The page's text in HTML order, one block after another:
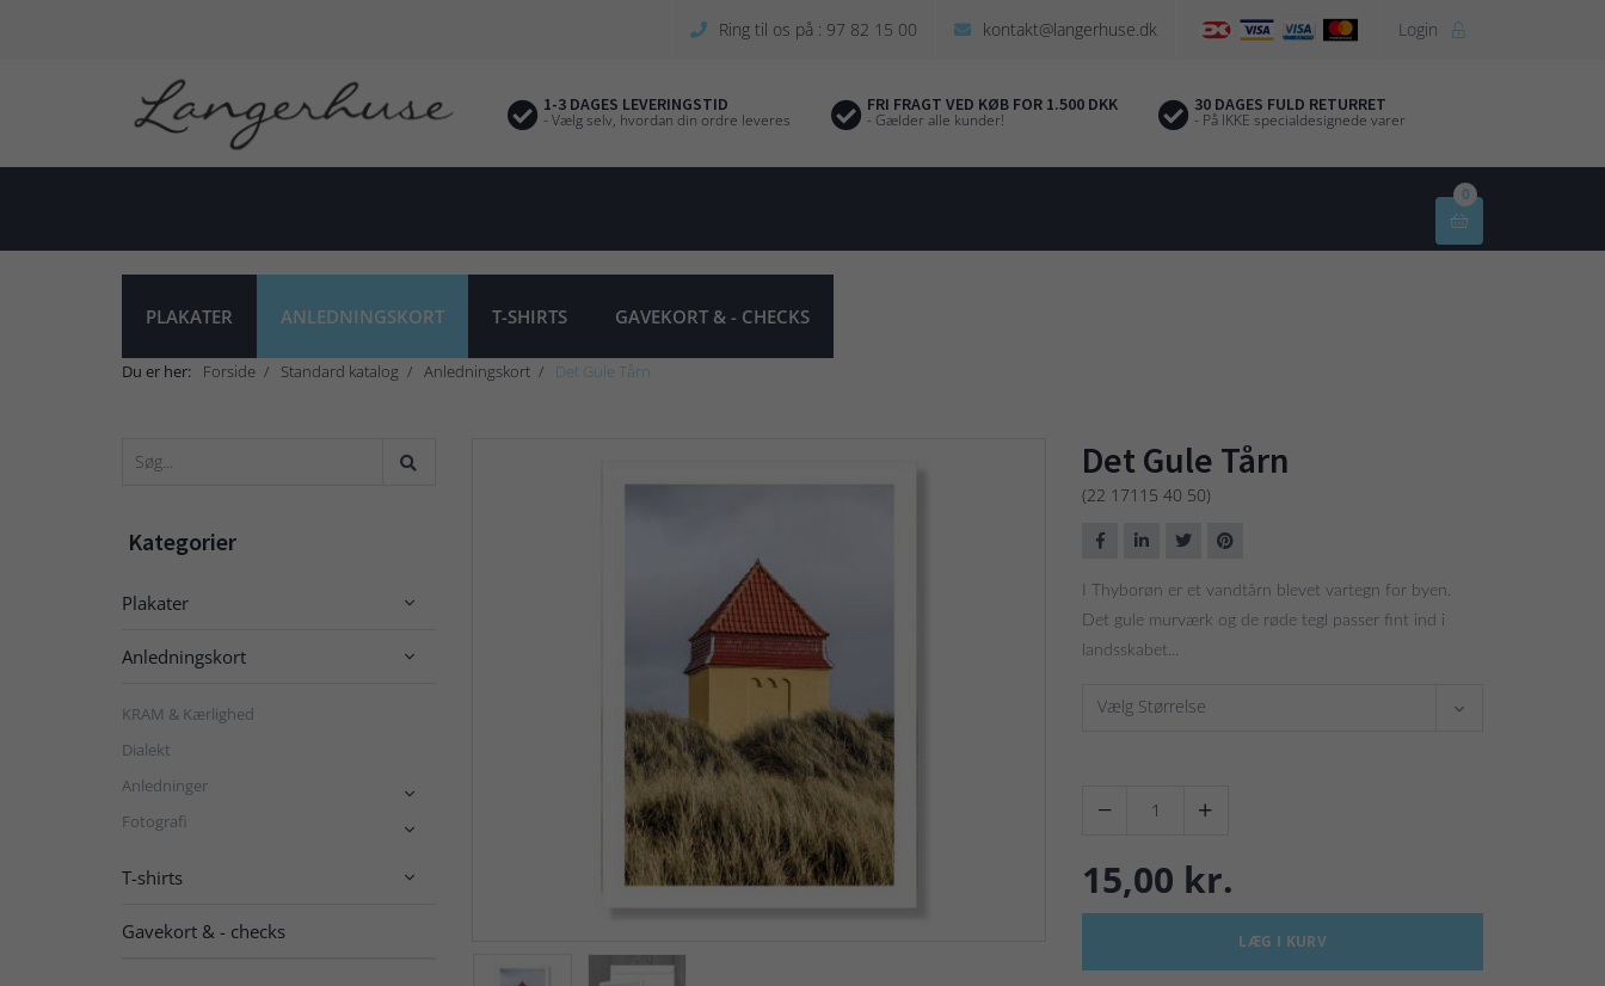
Login 
Ring til os på : 97 82 15 00 kontakt@langerhuse.dk
1-3 DAGES LEVERINGSTID
- Vælg selv, hvordan din ordre leveres
FRI FRAGT VED KØB FOR 1.500 DKK
- Gælder alle kunder!
30 DAGES FULD RETURRET
- På IKKE specialdesignede varer

0
PLAKATER ANLEDNINGSKORT T-SHIRTS GAVEKORT & - CHECKS
Du er her: Forside Standard katalog Anledningskort Det Gule Tårn
Kategorier
Plakater 
Anledningskort 
KRAM & Kærlighed
Dialekt
Anledninger

Fotografi 
T-shirts 
Gavekort & - checks
Det Gule Tårn
(22 17115 40 50)
I Thyborøn er et vandtårn blevet vartegn for byen.
Det gule murværk og de røde tegl passer fint ind i
landsskabet...
Vælg Størrelse
 
15,00 kr.
LÆG I KURV